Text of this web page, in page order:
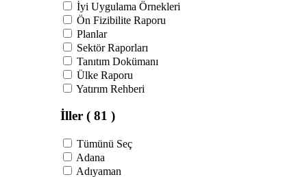
İyi Uygulama Örnekleri
Ön Fizibilite Raporu
Planlar
Sektör Raporları
Tanıtım Dokümanı
Ülke Raporu
Yatırım Rehberi
İller ( 81 )
Tümünü Seç
Adana
Adıyaman